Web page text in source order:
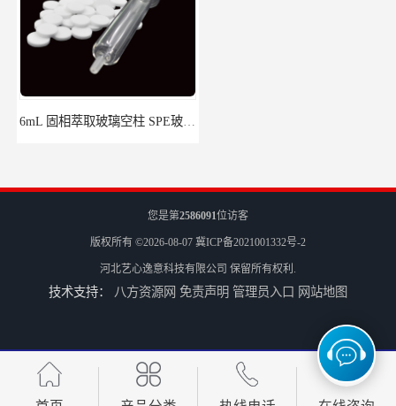
6mL 固相萃取玻璃空柱 SPE玻璃空柱
您是第2586091位访客
版权所有 ©2026-08-07 冀ICP备2021001332号-2
河北艺心逸意科技有限公司 保留所有权利.
技术支持： 八方资源网 免责声明 管理员入口 网站地图